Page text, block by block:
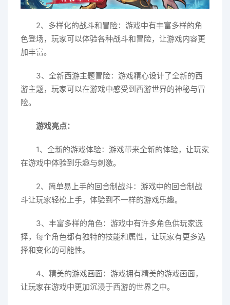
2、多样化的战斗和冒险：游戏中有丰富多样的角
色登场，玩家可以体验各种战斗和冒险，让游戏内容更
加丰富。
3、全新西游主题冒险：游戏精心设计了全新的西
游主题，玩家可以在游戏中感受到西游世界的神秘与冒
险。
游戏亮点：
1、全新的游戏体验：游戏带来全新的体验，让玩家
在游戏中体验到乐趣与刺激。
2、简单易上手的回合制战斗：游戏中的回合制战
斗让玩家轻松上手，体验到不一样的游戏乐趣。
3、丰富多样的角色：游戏中有许多角色供玩家选
择，每个角色都有独特的技能和属性，让玩家有更多选
择和变化的可能性。
4、精美的游戏画面：游戏拥有精美的游戏画面，
让玩家在游戏中更加沉浸于西游的世界之中。